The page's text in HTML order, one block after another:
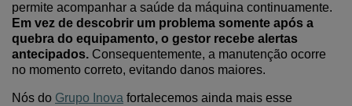
permite acompanhar a saúde da máquina continuamente.
Em vez de descobrir um problema somente após a
quebra do equipamento, o gestor recebe alertas
antecipados. Consequentemente, a manutenção ocorre
no momento correto, evitando danos maiores.
Nós do Grupo Inova fortalecemos ainda mais esse